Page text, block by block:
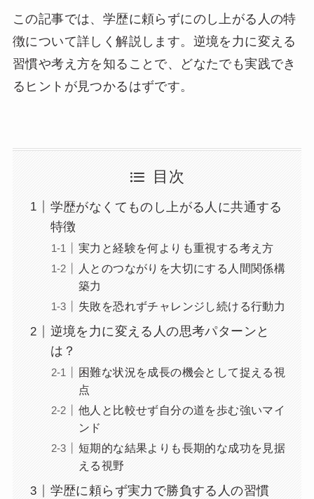
この記事では、学歴に頼らずにのし上がる人の特
徴について詳しく解説します。逆境を力に変える
習慣や考え方を知ることで、どなたでも実践でき
るヒントが見つかるはずです。
目次
学歴がなくてものし上がる人に共通する
特徴
実力と経験を何よりも重視する考え方
人とのつながりを大切にする人間関係構
築力
失敗を恐れずチャレンジし続ける行動力
逆境を力に変える人の思考パターンと
は？
困難な状況を成長の機会として捉える視
点
他人と比較せず自分の道を歩む強いマイ
ンド
短期的な結果よりも長期的な成功を見据
える視野
学歴に頼らず実力で勝負する人の習慣